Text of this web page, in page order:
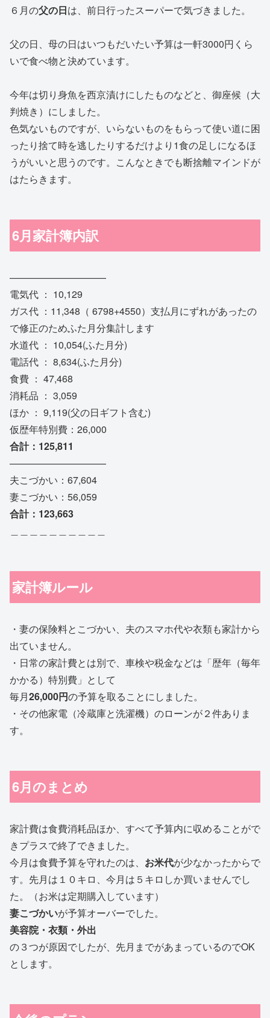
６月の父の日は、前日行ったスーパーで気づきました。
父の日、母の日はいつもだいたい予算は一軒3000円くら
いで食べ物と決めています。
今年は切り身魚を西京漬けにしたものなどと、御座候（大
判焼き）にしました。
色気ないものですが、いらないものをもらって使い道に困
ったり捨て時を逃したりするだけより1食の足しになるほ
うがいいと思うのです。こんなときでも断捨離マインドが
はたらきます。
6月家計簿内訳
——————————
電気代 ： 10,129
ガス代 ：11,348（ 6798+4550）支払月にずれがあったの
で修正のためふた月分集計します
水道代 ： 10,054(ふた月分)
電話代 ： 8,634(ふた月分)
食費 ： 47,468
消耗品 ： 3,059
ほか ： 9,119(父の日ギフト含む)
仮歴年特別費：26,000
合計：125,811
——————————
夫こづかい：67,604
妻こづかい：56,059
合計：123,663
家計簿ルール
・妻の保険料とこづかい、夫のスマホ代や衣類も家計から
出ていません。
・日常の家計費とは別で、車検や税金などは「歴年（毎年
かかる）特別費」として
毎月26,000円の予算を取ることにしました。
・その他家電（冷蔵庫と洗濯機）のローンが２件ありま
す。
6月のまとめ
家計費は食費消耗品ほか、すべて予算内に収めることがで
きプラスで終了できました。
今月は食費予算を守れたのは、 お米代が少なかったからで
す。先月は１０キロ、今月は５キロしか買いませんでし
た。（お米は定期購入しています）
妻こづかいが予算オーバーでした。
美容院・衣類・外出
の３つが原因でしたが、先月までがあまっているのでOK
とします。